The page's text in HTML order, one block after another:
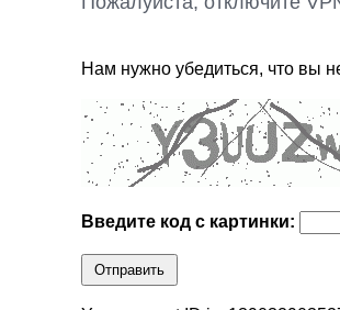
Нам нужно убедиться, что вы
Введите код с картинки:
Отправить